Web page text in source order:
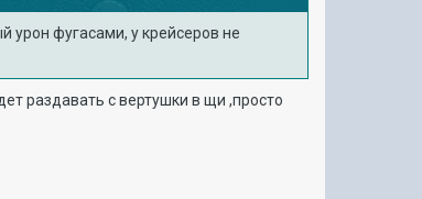
урон фугасами, у крейсеров не
раздавать с вертушки в щи ,просто